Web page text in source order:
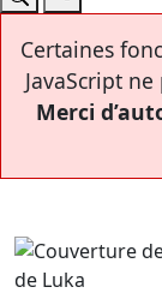
Certaines
JavaScript
Merci